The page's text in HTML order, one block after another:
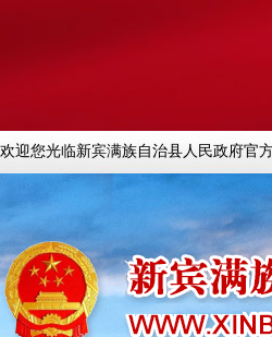
欢迎您光临新宾满族自治县人民政府官